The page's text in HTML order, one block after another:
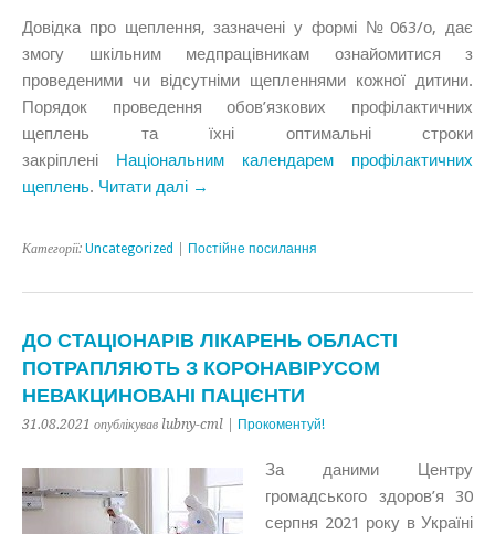
Довідка про щеплення, зазначені у формі № 063/о, дає
змогу шкільним медпрацівникам ознайомитися з
проведеними чи відсутніми щепленнями кожної дитини.
Порядок проведення обов’язкових профілактичних
щеплень та їхні оптимальні строки
закріплені Національним календарем профілактичних
щеплень. Читати далі →
Категорії: Uncategorized Постійне посилання
ДО СТАЦІОНАРІВ ЛІКАРЕНЬ ОБЛАСТІ
ПОТРАПЛЯЮТЬ З КОРОНАВІРУСОМ
НЕВАКЦИНОВАНІ ПАЦІЄНТИ
31.08.2021 опублікував lubny-cml | Прокоментуй!
За даними Центру
громадського здоров’я 30
серпня 2021 року в Україні